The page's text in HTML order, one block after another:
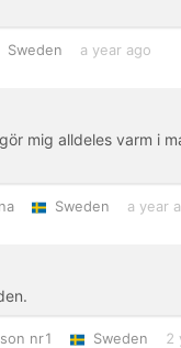
Sweden a year ago
mig alldeles varm i
Sweden a year
nr1 Sweden 2